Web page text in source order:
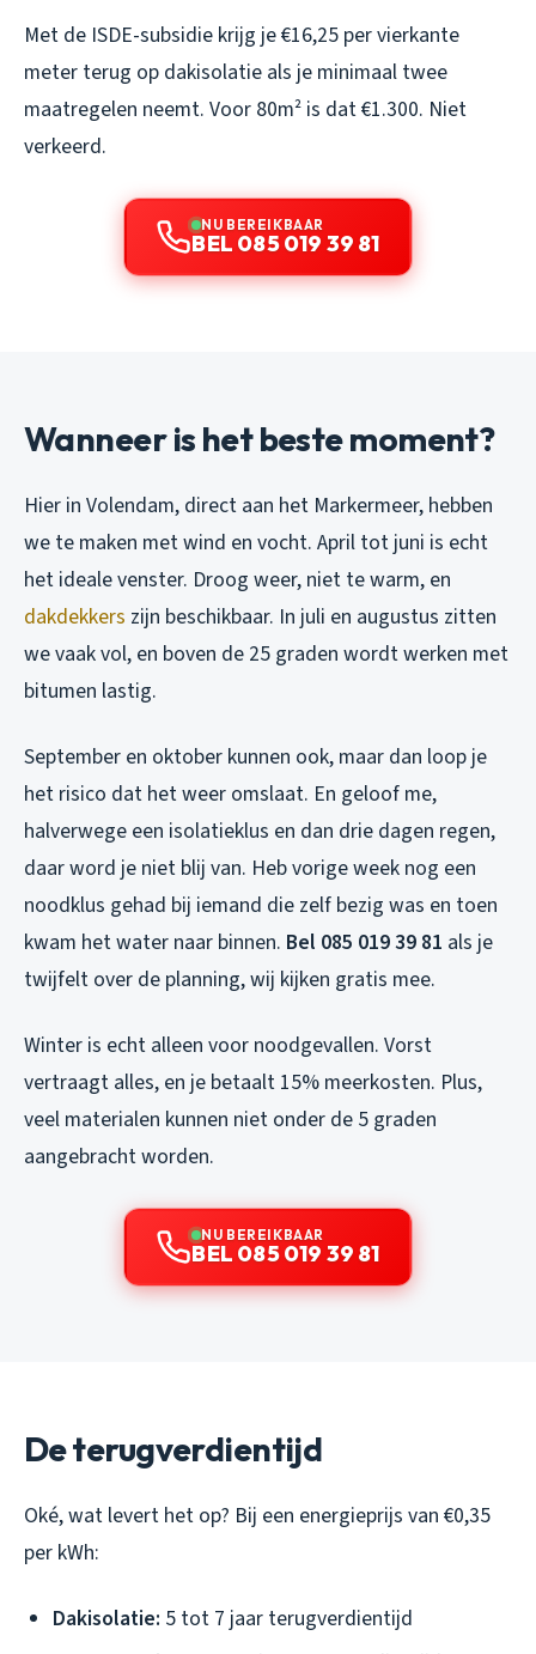
Met de ISDE-subsidie krijg je €16,25 per vierkante
meter terug op dakisolatie als je minimaal twee
maatregelen neemt. Voor 80m² is dat €1.300. Niet
verkeerd.
NU BEREIKBAAR
BEL 085 019 39 81
Wanneer is het beste moment?
Hier in Volendam, direct aan het Markermeer, hebben
we te maken met wind en vocht. April tot juni is echt
het ideale venster. Droog weer, niet te warm, en
dakdekkers zijn beschikbaar. In juli en augustus zitten
we vaak vol, en boven de 25 graden wordt werken met
bitumen lastig.
September en oktober kunnen ook, maar dan loop je
het risico dat het weer omslaat. En geloof me,
halverwege een isolatieklus en dan drie dagen regen,
daar word je niet blij van. Heb vorige week nog een
noodklus gehad bij iemand die zelf bezig was en toen
kwam het water naar binnen. Bel 085 019 39 81 als je
twijfelt over de planning, wij kijken gratis mee.
Winter is echt alleen voor noodgevallen. Vorst
vertraagt alles, en je betaalt 15% meerkosten. Plus,
veel materialen kunnen niet onder de 5 graden
aangebracht worden.
NU BEREIKBAAR
BEL 085 019 39 81
De terugverdientijd
Oké, wat levert het op? Bij een energieprijs van €0,35
per kWh:
Dakisolatie: 5 tot 7 jaar terugverdientijd